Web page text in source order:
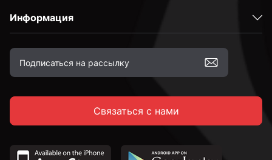
С неполной резьбой
к.п. 4,8
к.п. 8,8
Информация
Связаться с нами